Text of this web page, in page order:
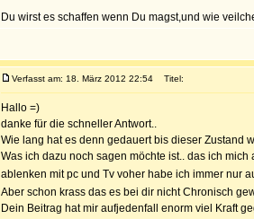
Du wirst es schaffen wenn Du magst,und wie
Verfasst am: 18. März 2012 22:54 Titel:
Hallo =)
danke für die schneller Antwort..
Wie lang hat es denn gedauert bis dieser Zustand
Was ich dazu noch sagen möchte ist.. das ich
ablenken mit pc und Tv voher habe ich immer nur
Aber schon krass das es bei dir nicht Chronisch
Dein Beitrag hat mir aufjedenfall enorm viel Kraft